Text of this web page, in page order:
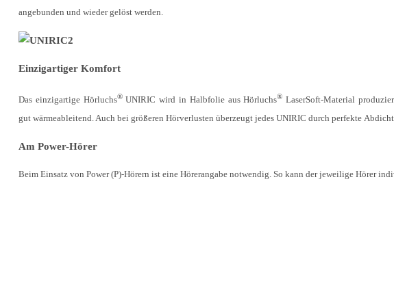
angebunden und wieder gelöst werden.
Einzigartiger Komfort
Das einzigartige Hörluchs®UNIRIC wird in Halbfolie aus Hörluchs® LaserSoft-Material
gut wärmeableitend. Auch bei größeren Hörverlusten überzeugt jedes UNIRIC durch perfekte
Am Power-Hörer
Beim Einsatz von Power (P)-Hörern ist eine Hörerangabe notwendig. So kann der jeweilige Hörer